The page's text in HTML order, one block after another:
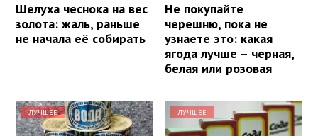
Шелуха чеснока на вес
золота: жаль, раньше
не начала её собирать
Не покупайте
черешню, пока не
узнаете это: какая
ягода лучше – черная,
белая или розовая
ЛУЧШЕЕ ЛУЧШЕЕ